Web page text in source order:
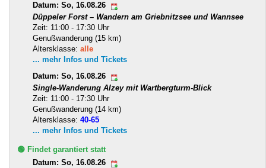
Datum: So, 16.08.26
Düppeler Forst – Wandern am Griebnitzsee und Wannsee
Zeit: 11:00 - 17:30 Uhr
Genußwanderung (15 km)
Altersklasse: alle
... mehr Infos und Tickets
Datum: So, 16.08.26
Single-Wanderung Alzey mit Wartbergturm-Blick
Zeit: 11:00 - 17:30 Uhr
Genußwanderung (14 km)
Altersklasse: 40-65
... mehr Infos und Tickets
🟢 Findet garantiert statt
Datum: So, 16.08.26